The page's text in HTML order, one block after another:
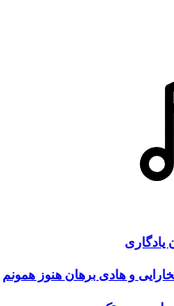
یادگاری
و هادی برهان هنوز همونم